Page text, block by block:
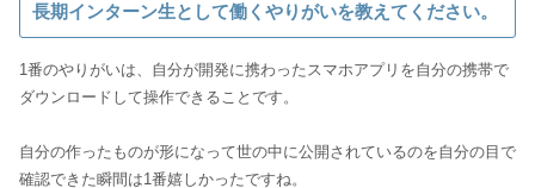
長期インターン生として働くやりがいを教えてください。
1番のやりがいは、自分が開発に携わったスマホアプリを自分の携帯で
ダウンロードして操作できることです。
自分の作ったものが形になって世の中に公開されているのを自分の目で